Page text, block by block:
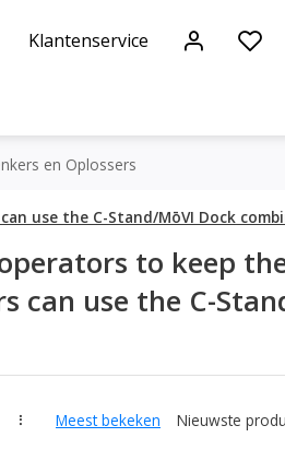
Klantenservice
en Oplossers
use the C-Stand/MōVI Dock
to keep
can use the C-
Meest bekeken Nieuwste